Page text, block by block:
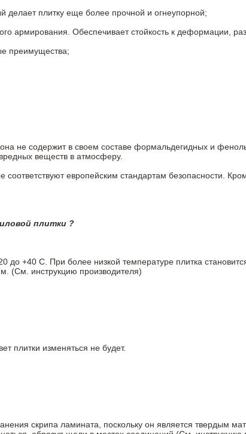
делает плитку еще более прочной и огнеупорной;
армирования. Обеспечивает стойкость к деформации,
преимущества;
не содержит в своем составе формальдегидных и
веществ в атмосферу.
соответствуют европейским стандартам безопасности.
плитки ?
до +40 С. При более низкой температуре плитка
(См. инструкцию производителя)
плитки изменяться не будет.
скрипа ламината, поскольку он является твердым